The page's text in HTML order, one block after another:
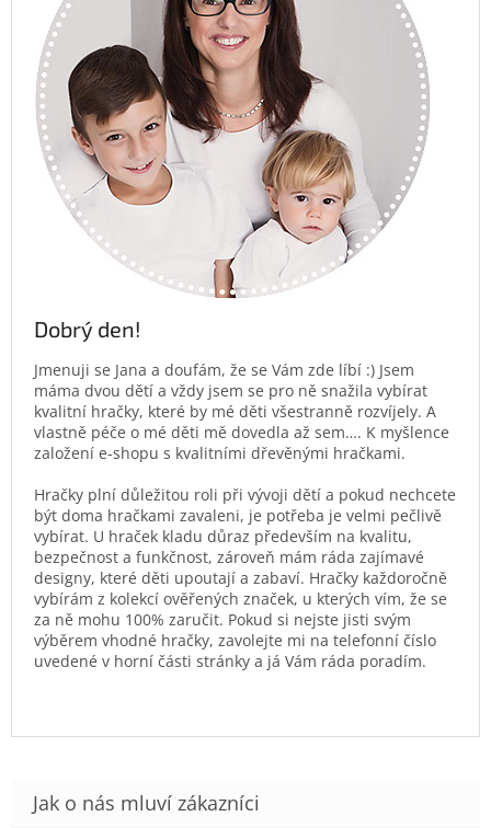
Dobrý den!
Jmenuji se Jana a doufám, že se Vám zde líbí :) Jsem
máma dvou dětí a vždy jsem se pro ně snažila vybírat
kvalitní hračky, které by mé děti všestranně rozvíjely. A
vlastně péče o mé děti mě dovedla až sem…. K myšlence
založení e-shopu s kvalitními dřevěnými hračkami.
Hračky plní důležitou roli při vývoji dětí a pokud nechcete
být doma hračkami zavaleni, je potřeba je velmi pečlivě
vybírat. U hraček kladu důraz především na kvalitu,
bezpečnost a funkčnost, zároveň mám ráda zajímavé
designy, které děti upoutají a zabaví. Hračky každoročně
vybírám z kolekcí ověřených značek, u kterých vím, že se
za ně mohu 100% zaručit. Pokud si nejste jisti svým
výběrem vhodné hračky, zavolejte mi na telefonní číslo
uvedené v horní části stránky a já Vám ráda poradím.